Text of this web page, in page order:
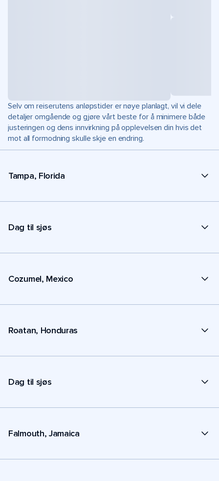
Selv om reiserutens anløpstider er nøye planlagt, vil vi dele
detaljer omgående og gjøre vårt beste for å minimere både
justeringen og dens innvirkning på opplevelsen din hvis det
mot all formodning skulle skje en endring.
Tampa, Florida
Dag til sjøs
Cozumel, Mexico
Roatan, Honduras
Dag til sjøs
Falmouth, Jamaica